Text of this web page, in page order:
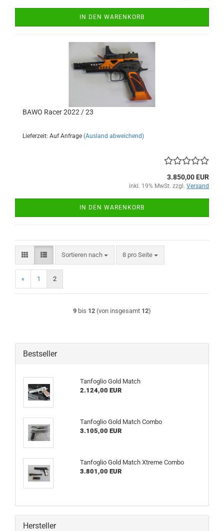
IN DEN WARENKORB
BAWO Racer 2022 / 23
Lieferzeit: Auf Anfrage (Ausland abweichend)
3.850,00 EUR
inkl. 19% MwSt. zzgl. Versand
IN DEN WARENKORB
Sortieren nach
Sortieren nach 8 pro Seite
pro Seite
« 1 2
9 bis 12 (von insgesamt 12)
Bestseller
Tanfoglio Gold Match
2.124,00 EUR
Tanfoglio Gold Match Combo
3.105,00 EUR
Tanfoglio Gold Match Xtreme Combo
3.801,00 EUR
Hersteller